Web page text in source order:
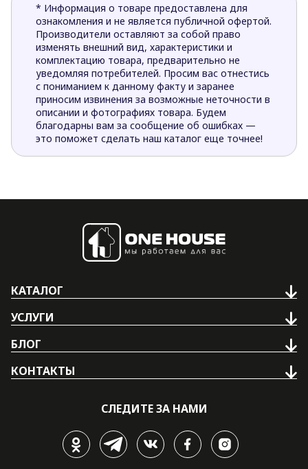
* Информация о товаре предоставлена для
ознакомления и не является публичной офертой.
Производители оставляют за собой право
изменять внешний вид, характеристики и
комплектацию товара, предварительно не
уведомляя потребителей. Просим вас отнестись
с пониманием к данному факту и заранее
приносим извинения за возможные неточности в
описании и фотографиях товара. Будем
благодарны вам за сообщение об ошибках —
это поможет сделать наш каталог еще точнее!
КАТАЛОГ
УСЛУГИ
БЛОГ
КОНТАКТЫ
СЛЕДИТЕ ЗА НАМИ